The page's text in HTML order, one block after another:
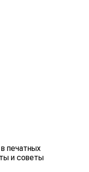
печатных
и советы